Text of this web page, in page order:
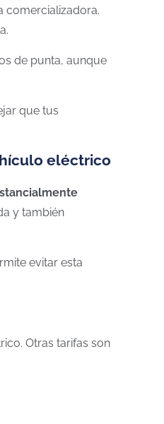
comercializadora.
de punta, aunque
que tus
eléctrico
y también
evitar esta
Otras tarifas son